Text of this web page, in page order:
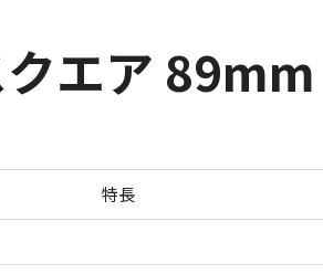
エア
光沢 ゴールド スクエア 89mm 20枚
特長